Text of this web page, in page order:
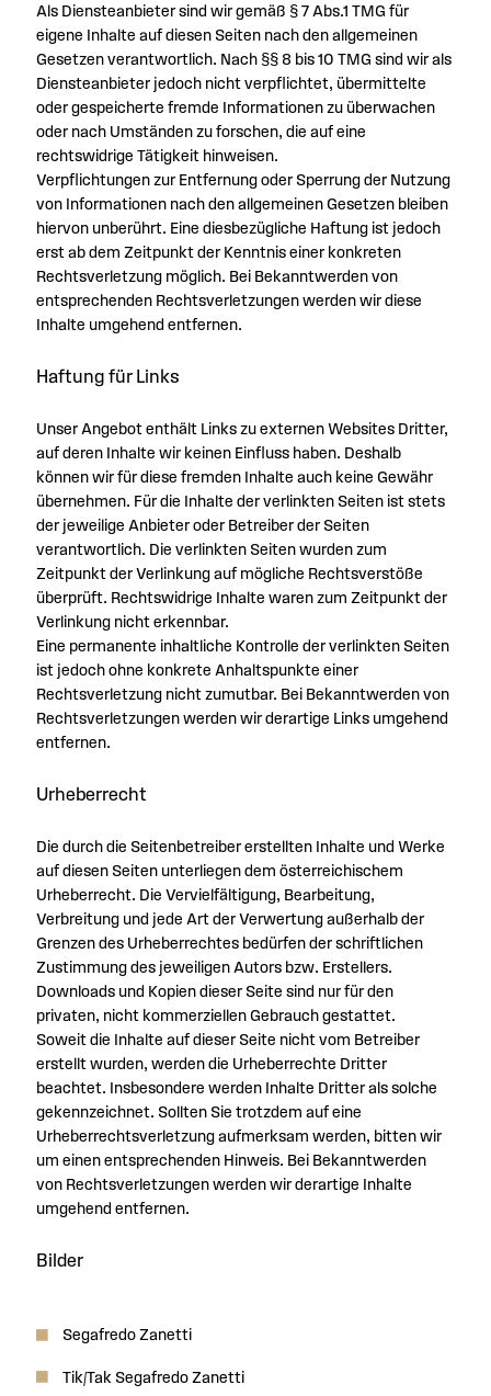
Als Diensteanbieter sind wir gemäß § 7 Abs.1 TMG für
eigene Inhalte auf diesen Seiten nach den allgemeinen
Gesetzen verantwortlich. Nach §§ 8 bis 10 TMG sind wir als
Diensteanbieter jedoch nicht verpflichtet, übermittelte
oder gespeicherte fremde Informationen zu überwachen
oder nach Umständen zu forschen, die auf eine
rechtswidrige Tätigkeit hinweisen.
Verpflichtungen zur Entfernung oder Sperrung der Nutzung
von Informationen nach den allgemeinen Gesetzen bleiben
hiervon unberührt. Eine diesbezügliche Haftung ist jedoch
erst ab dem Zeitpunkt der Kenntnis einer konkreten
Rechtsverletzung möglich. Bei Bekanntwerden von
entsprechenden Rechtsverletzungen werden wir diese
Inhalte umgehend entfernen.
Haftung für Links
Unser Angebot enthält Links zu externen Websites Dritter,
auf deren Inhalte wir keinen Einfluss haben. Deshalb
können wir für diese fremden Inhalte auch keine Gewähr
übernehmen. Für die Inhalte der verlinkten Seiten ist stets
der jeweilige Anbieter oder Betreiber der Seiten
verantwortlich. Die verlinkten Seiten wurden zum
Zeitpunkt der Verlinkung auf mögliche Rechtsverstöße
überprüft. Rechtswidrige Inhalte waren zum Zeitpunkt der
Verlinkung nicht erkennbar.
Eine permanente inhaltliche Kontrolle der verlinkten Seiten
ist jedoch ohne konkrete Anhaltspunkte einer
Rechtsverletzung nicht zumutbar. Bei Bekanntwerden von
Rechtsverletzungen werden wir derartige Links umgehend
entfernen.
Urheberrecht
Die durch die Seitenbetreiber erstellten Inhalte und Werke
auf diesen Seiten unterliegen dem österreichischem
Urheberrecht. Die Vervielfältigung, Bearbeitung,
Verbreitung und jede Art der Verwertung außerhalb der
Grenzen des Urheberrechtes bedürfen der schriftlichen
Zustimmung des jeweiligen Autors bzw. Erstellers.
Downloads und Kopien dieser Seite sind nur für den
privaten, nicht kommerziellen Gebrauch gestattet.
Soweit die Inhalte auf dieser Seite nicht vom Betreiber
erstellt wurden, werden die Urheberrechte Dritter
beachtet. Insbesondere werden Inhalte Dritter als solche
gekennzeichnet. Sollten Sie trotzdem auf eine
Urheberrechtsverletzung aufmerksam werden, bitten wir
um einen entsprechenden Hinweis. Bei Bekanntwerden
von Rechtsverletzungen werden wir derartige Inhalte
umgehend entfernen.
Bilder
Segafredo Zanetti
Tik/Tak Segafredo Zanetti